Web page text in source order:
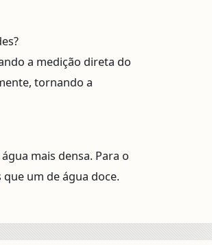
a medição direta do
tornando a
mais densa. Para o
um de água doce.